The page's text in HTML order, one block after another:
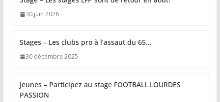
30 juin 2026
Stages – Les clubs pro à l’assaut du 65…
30 décembre 2025
Jeunes – Participez au stage FOOTBALL LOURDES
PASSION